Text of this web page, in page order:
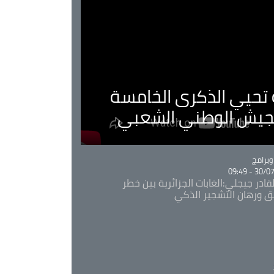
تحيي الذكرى الخامسة
الوطني الشعبي
30/07/
جيجلي:الغابات الجزائرية بين خطر
ورهان التشجير الذكي